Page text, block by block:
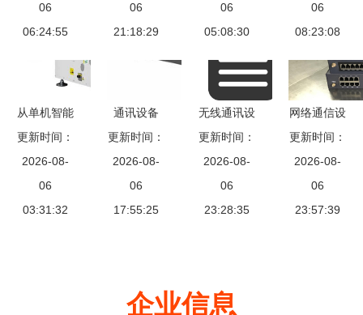
备供应，赋
能高效连接
06
06:24:55
通信设备技
术展回顾
06
21:18:29
了
06
05:08:30
以太网光纤
收发器 通
靠之选
06
08:23:08
从单机智能
到整线协同
SMT生产设
备领跑电子
智造升级浪
更新时间：
2026-08-
06
03:31:32
通讯设备
连接世界的
无形桥梁
更新时间：
2026-08-
06
17:55:25
无线通讯设
备爆炸事件
软件异常引
发硬件灾难
的警示
更新时间：
2026-08-
06
23:28:35
网络通信设
备、功能与
软件概述
更新时间：
2026-08-
06
23:57:39
企业信息